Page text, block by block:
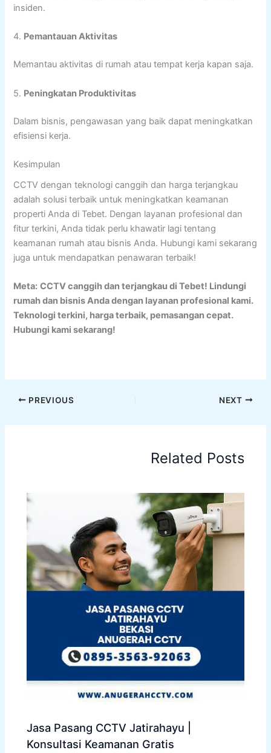
insiden.
4. Pemantauan Aktivitas
Memantau aktivitas di rumah atau tempat kerja kapan saja.
5. Peningkatan Produktivitas
Dalam bisnis, pengawasan yang baik dapat meningkatkan
efisiensi kerja.
Kesimpulan
CCTV dengan teknologi canggih dan harga terjangkau
adalah solusi terbaik untuk meningkatkan keamanan
properti Anda di Tebet. Dengan layanan profesional dan
fitur terkini, Anda tidak perlu khawatir lagi tentang
keamanan rumah atau bisnis Anda. Hubungi kami sekarang
juga untuk mendapatkan penawaran terbaik!
Meta: CCTV canggih dan terjangkau di Tebet! Lindungi
rumah dan bisnis Anda dengan layanan profesional kami.
Teknologi terkini, harga terbaik, pemasangan cepat.
Hubungi kami sekarang!
PREVIOUS NEXT
Related Posts
Jasa Pasang CCTV Jatirahayu |
Konsultasi Keamanan Gratis